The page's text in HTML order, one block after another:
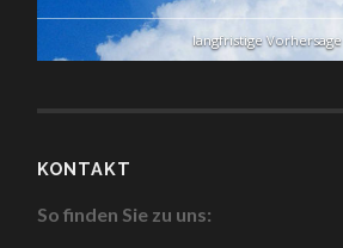
langfristige Vorhersage
KONTAKT
So finden Sie zu uns: